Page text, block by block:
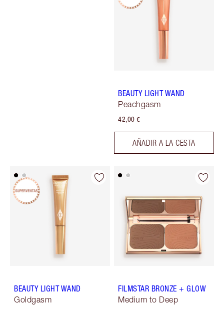
BEAUTY LIGHT WAND
Peachgasm
42,00 €
AÑADIR A LA CESTA
BEAUTY LIGHT WAND
Goldgasm
FILMSTAR BRONZE + GLOW
Medium to Deep